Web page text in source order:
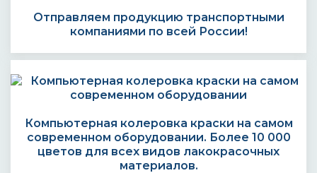
Отправляем продукцию транспортными
компаниями по всей России!
Компьютерная колеровка краски на самом
современном оборудовании. Более 10 000
цветов для всех видов лакокрасочных
материалов.